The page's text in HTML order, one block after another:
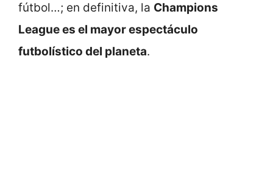
fútbol…; en definitiva, la Champions
League es el mayor espectáculo
futbolístico del planeta.